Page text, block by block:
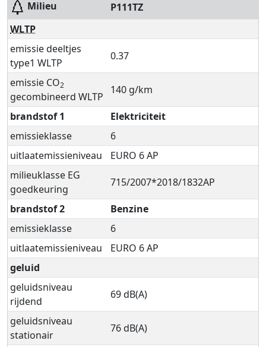
Milieu
P111TZ
WLTP
emissie deeltjes
type1 WLTP
0.37
emissie CO2
gecombineerd WLTP
140 g/km
brandstof 1
Elektriciteit
emissieklasse
6
uitlaatemissieniveau
EURO 6 AP
milieuklasse EG
goedkeuring
715/2007*2018/1832AP
brandstof 2
Benzine
emissieklasse
6
uitlaatemissieniveau
EURO 6 AP
geluid
geluidsniveau
rijdend
69 dB(A)
geluidsniveau
stationair
76 dB(A)